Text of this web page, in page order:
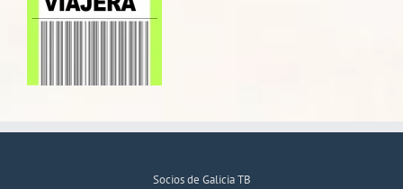
Socios de Galicia TB